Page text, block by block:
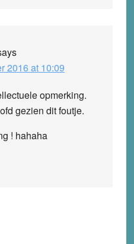
2016 at 10:09
opmerking.
gezien dit foutje.
! hahaha